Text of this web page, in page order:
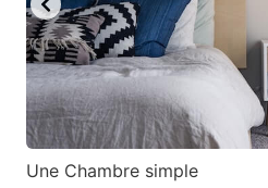
Une Chambre simple